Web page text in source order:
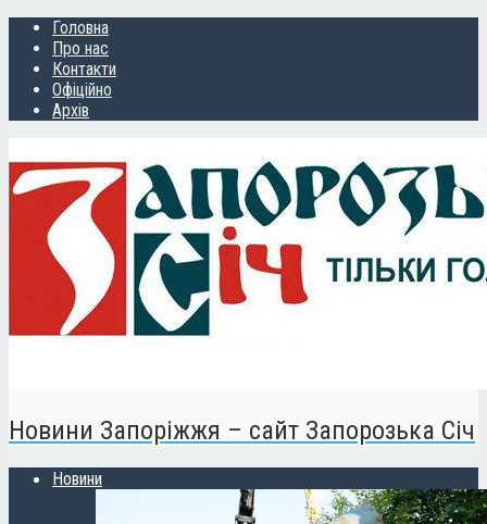
Головна
Про нас
Контакти
Офіційно
Архів
Новини Запоріжжя – сайт Запорозька Січ
Новини